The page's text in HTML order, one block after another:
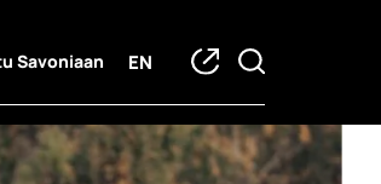
Savoniaan EN